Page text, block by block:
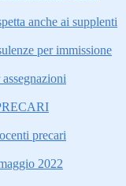
anche ai supplenti
per immissione
precari
2022